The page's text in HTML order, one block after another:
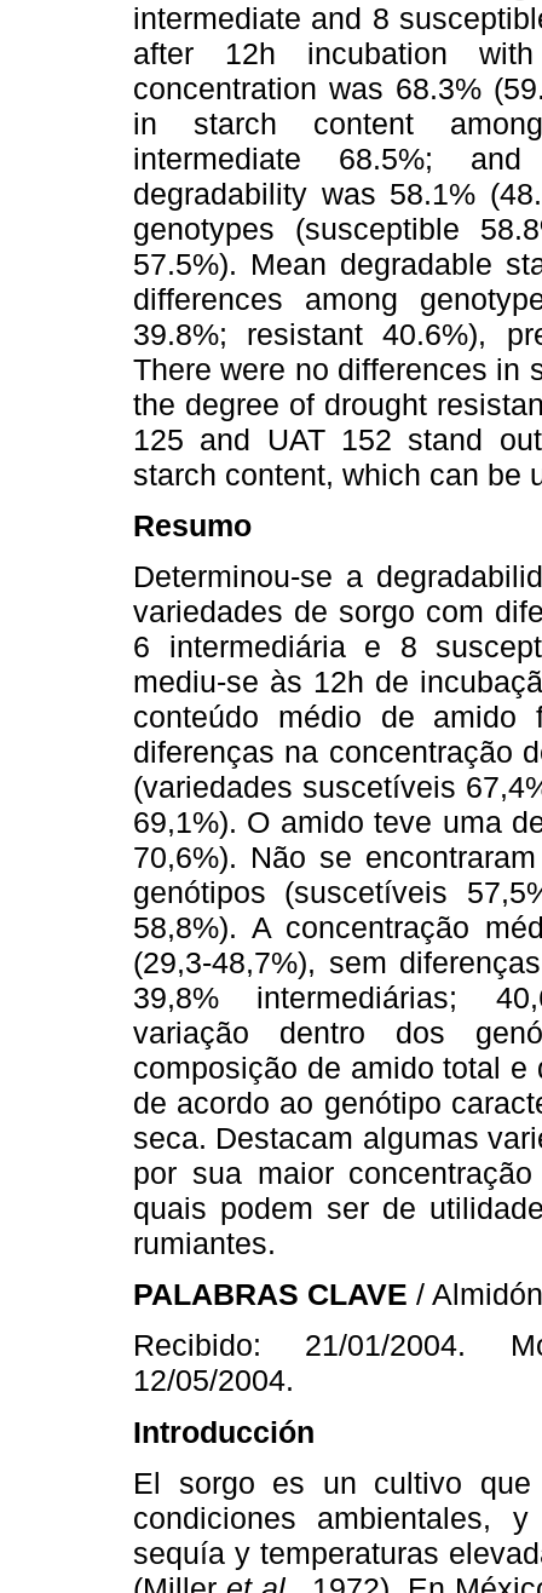
intermediate and 8
after 12h incubation
concentration was 68.3%
in starch content
intermediate 68.5%;
degradability was 58.1%
genotypes (susceptible
57.5%). Mean degradable
differences among
39.8%; resistant 40.6%),
There were no differences in
the degree of drought
125 and UAT 152 stand
starch content, which can be
Resumo
Determinou-se a
variedades de sorgo com
6 intermediária e 8
mediu-se às 12h de
conteúdo médio de amido
diferenças na concentração
(variedades suscetíveis
69,1%). O amido teve uma
70,6%). Não se
genótipos (suscetíveis
58,8%). A concentração
(29,3-48,7%), sem
39,8% intermediárias;
variação dentro dos
composição de amido total
de acordo ao genótipo
seca. Destacam algumas
por sua maior
quais podem ser de
rumiantes.
PALABRAS CLAVE /
Recibido: 21/01/2004.
12/05/2004.
Introducción
El sorgo es un cultivo que
condiciones ambientales,
sequía y temperaturas